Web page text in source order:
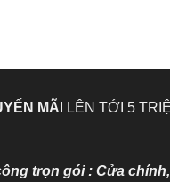
MÃ I LÊN TỚI 5
trọn gói : Cửa